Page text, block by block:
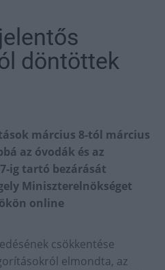
döntöttek
március 8-tól március
az óvodák és az
ig tartó bezárását
Miniszterelnökséget
online
csökkentése
elmondta, az